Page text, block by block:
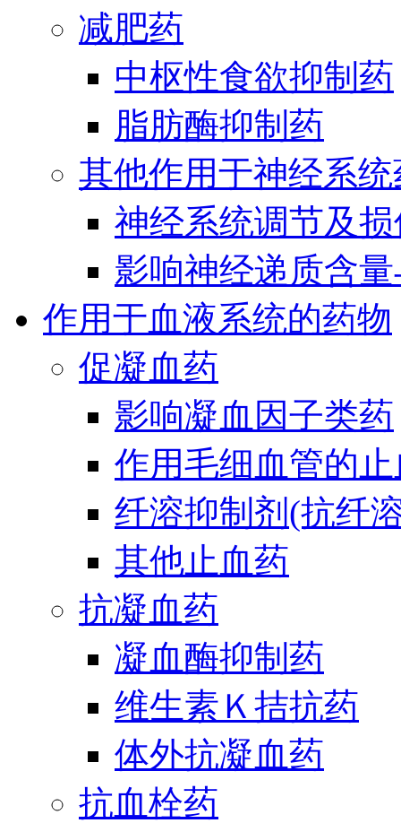
减肥药
中枢性食欲抑制药
脂肪酶抑制药
其他作用于神经系统
神经系统调节及
影响神经递质含
作用于血液系统的药物
促凝血药
影响凝血因子类药
作用毛细血管的
纤溶抑制剂(抗纤
其他止血药
抗凝血药
凝血酶抑制药
维生素Ｋ拮抗药
体外抗凝血药
抗血栓药